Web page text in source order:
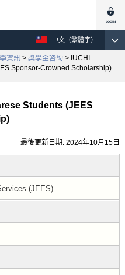
中文（繁體字）
資訊 > 獎學金咨詢 > IUCHI
Sponsor-Crowned Scholarship)
Students (JEES
最後更新日期: 2024年10月15日
(JEES)